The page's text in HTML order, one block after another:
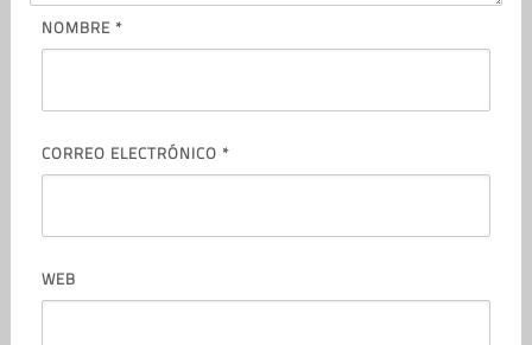
NOMBRE *
CORREO ELECTRÓNICO *
WEB